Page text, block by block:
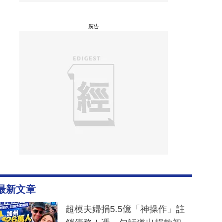
廣告
新文章
超模夫婦捐5.5億「神操作」註